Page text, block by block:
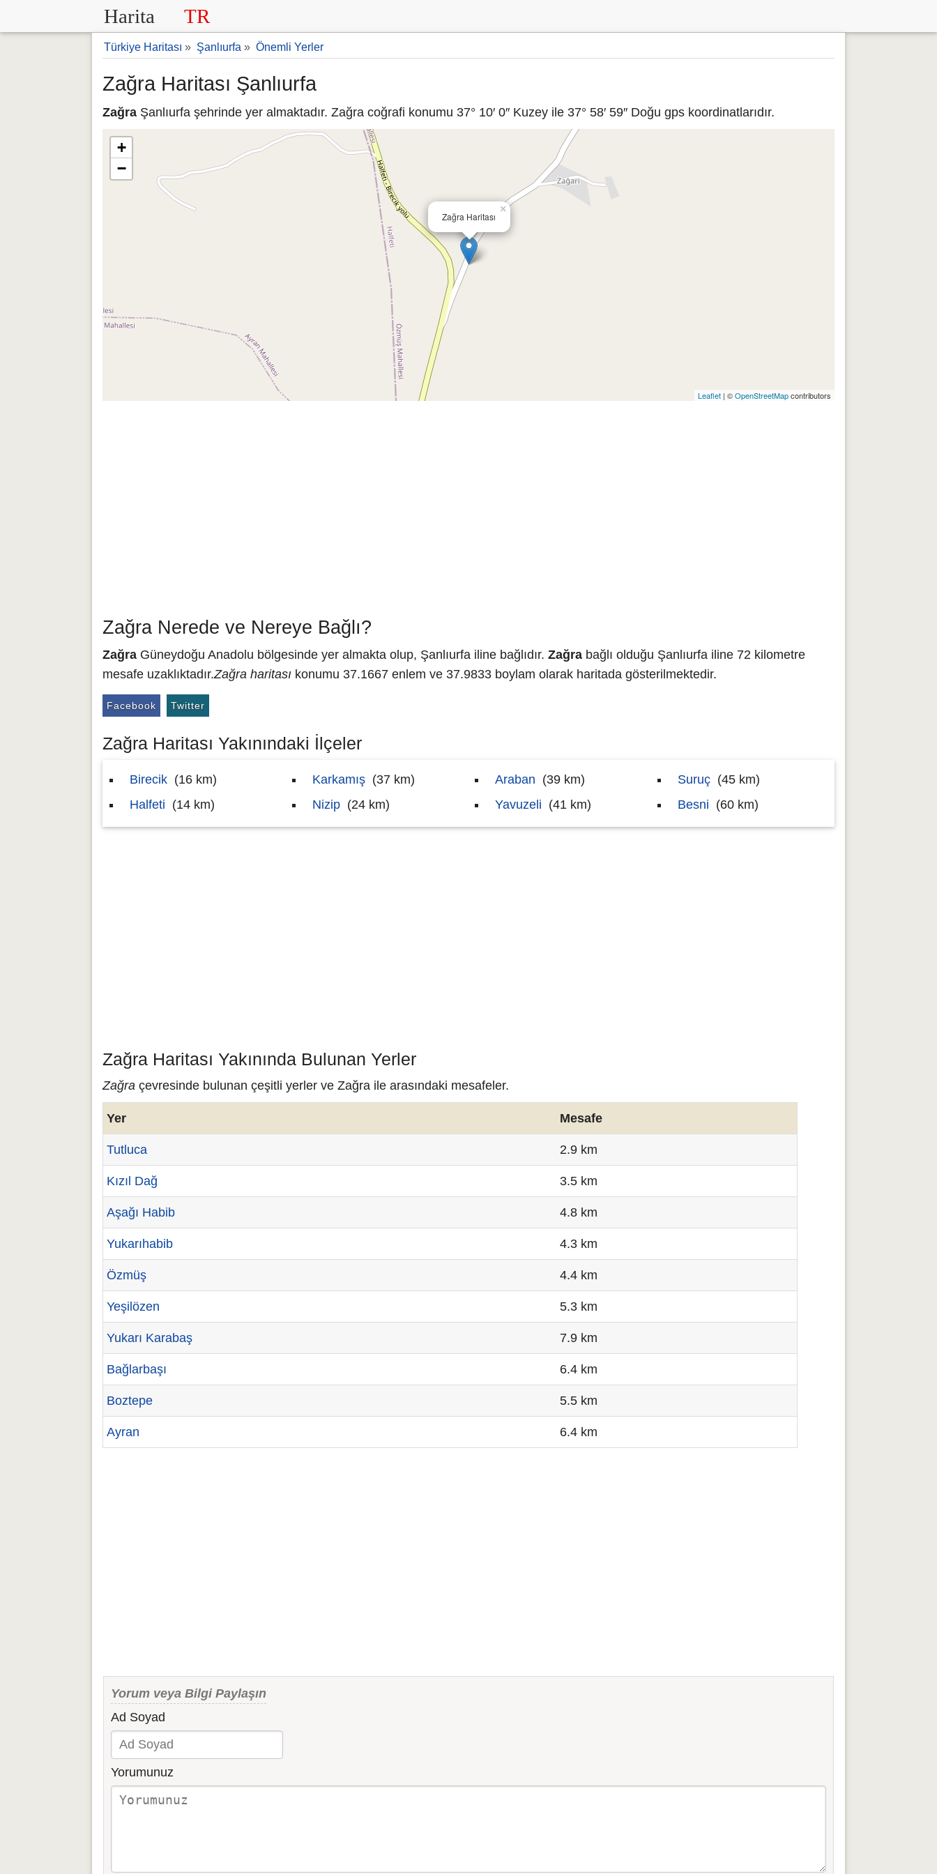
Harita TR
Türkiye Haritası » Şanlıurfa » Önemli Yerler
Zağra Haritası Şanlıurfa
Zağra Şanlıurfa şehrinde yer almaktadır. Zağra coğrafi konumu 37° 10′ 0″ Kuzey ile 37° 58′ 59″ Doğu gps koordinatlarıdır.
Zağra Haritası
×
+
−
Leaflet | ©OpenStreetMapcontributors
Zağra Nerede ve Nereye Bağlı?
Zağra Güneydoğu Anadolu bölgesinde yer almakta olup, Şanlıurfa iline bağlıdır. Zağra bağlı olduğu Şanlıurfa iline 72 kilometre
mesafe uzaklıktadır.Zağra haritası konumu 37.1667 enlem ve 37.9833 boylam olarak haritada gösterilmektedir.
Facebook Twitter
Zağra Haritası Yakınındaki İlçeler
Birecik (16 km)
Halfeti (14 km)
Karkamış (37 km)
Nizip (24 km)
Araban (39 km)
Yavuzeli (41 km)
Suruç (45 km)
Besni (60 km)
Zağra Haritası Yakınında Bulunan Yerler
Zağra çevresinde bulunan çeşitli yerler ve Zağra ile arasındaki mesafeler.
Yer Mesafe
Tutluca 2.9 km
Kızıl Dağ 3.5 km
Aşağı Habib 4.8 km
Yukarıhabib 4.3 km
Özmüş 4.4 km
Yeşilözen 5.3 km
Yukarı Karabaş 7.9 km
Bağlarbaşı 6.4 km
Boztepe 5.5 km
Ayran 6.4 km
Yorum veya Bilgi Paylaşın
Ad Soyad
Yorumunuz